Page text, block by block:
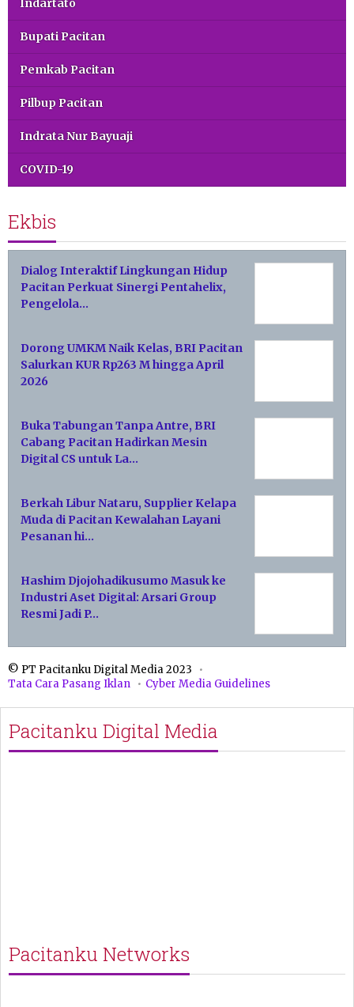
Indartato
Bupati Pacitan
Pemkab Pacitan
Pilbup Pacitan
Indrata Nur Bayuaji
COVID-19
Ekbis
Dialog Interaktif Lingkungan Hidup
Pacitan Perkuat Sinergi Pentahelix,
Pengelola…
Dorong UMKM Naik Kelas, BRI Pacitan
Salurkan KUR Rp263 M hingga April
2026
Buka Tabungan Tanpa Antre, BRI
Cabang Pacitan Hadirkan Mesin
Digital CS untuk La…
Berkah Libur Nataru, Supplier Kelapa
Muda di Pacitan Kewalahan Layani
Pesanan hi…
Hashim Djojohadikusumo Masuk ke
Industri Aset Digital: Arsari Group
Resmi Jadi P…
© PT Pacitanku Digital Media 2023
Tata Cara Pasang Iklan
Cyber Media Guidelines
Pacitanku Digital Media
Pacitanku Networks